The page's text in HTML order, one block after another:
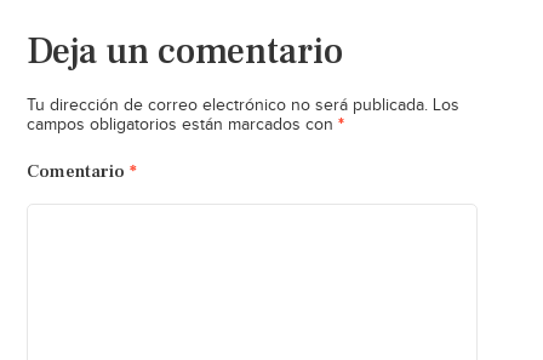
Deja un comentario
Tu dirección de correo electrónico no será publicada. Los
campos obligatorios están marcados con *
Comentario *